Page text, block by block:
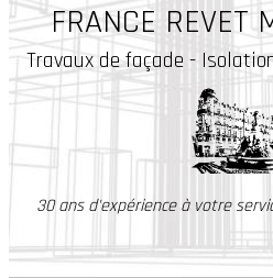
FRANCE REVET
Travaux de façade -
30 ans d'expérience à votre